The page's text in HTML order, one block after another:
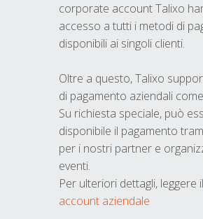
corporate account Talixo
accesso a tutti i metodi di
disponibili ai singoli clienti.
Oltre a questo, Talixo
di pagamento aziendali
Su richiesta speciale, può
disponibile il pagamento
per i nostri partner e
eventi.
Per ulteriori dettagli, leggere il
account aziendale